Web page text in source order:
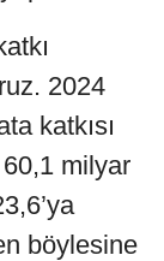
2024
katkısı
60,1 milyar
böylesine